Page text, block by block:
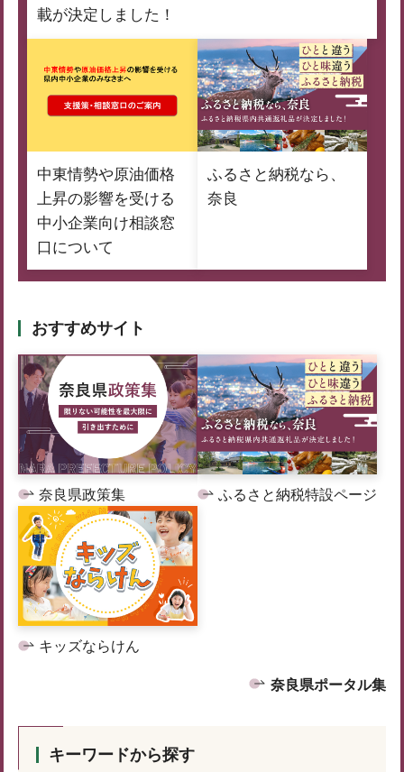
載が決定しました！
中東情勢や原油価格
上昇の影響を受ける
中小企業向け相談窓
口について
ふるさと納税なら、
奈良
おすすめサイト
奈良県政策集 ふるさと納税特設ページ
キッズならけん
奈良県ポータル集
キーワードから探す